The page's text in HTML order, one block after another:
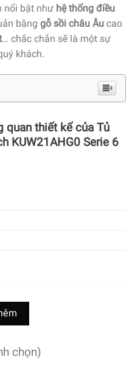
nổi bật như hệ thống điều
bằng gỗ sồi châu Âu cao
… chắc chắn sẽ là một sự
khách.
quan thiết kế của Tủ
KUW21AHG0 Serie 6
và 2 kệ đáy
chọn)